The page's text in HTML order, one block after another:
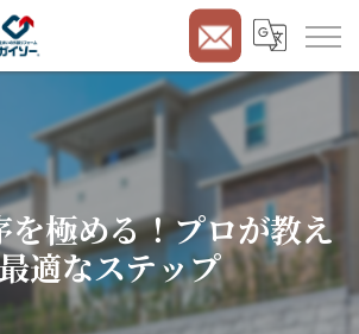
極める！プロが教え
適なステップ